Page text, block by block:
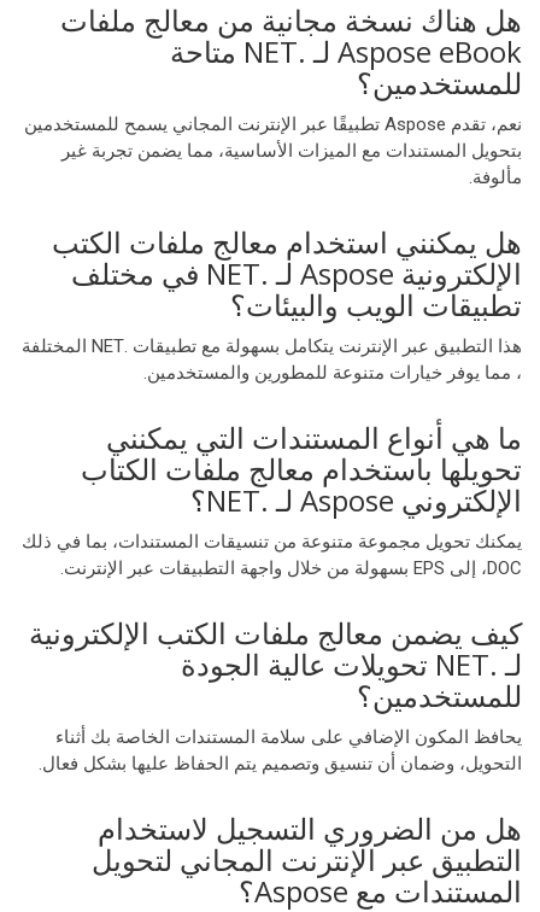
هل هناك نسخة مجانية من معالج ملفات
Aspose eBook لـ .NET متاحة
للمستخدمين؟
نعم، تقدم Aspose تطبيقًا عبر الإنترنت المجاني يسمح للمستخدمين
بتحويل المستندات مع الميزات الأساسية، مما يضمن تجربة غير
مألوفة.
هل يمكنني استخدام معالج ملفات الكتب
الإلكترونية Aspose لـ .NET في مختلف
تطبيقات الويب والبيئات؟
هذا التطبيق عبر الإنترنت يتكامل بسهولة مع تطبيقات .NET المختلفة
، مما يوفر خيارات متنوعة للمطورين والمستخدمين.
ما هي أنواع المستندات التي يمكنني
تحويلها باستخدام معالج ملفات الكتاب
الإلكتروني Aspose لـ .NET؟
يمكنك تحويل مجموعة متنوعة من تنسيقات المستندات، بما في ذلك
DOC، إلى EPS بسهولة من خلال واجهة التطبيقات عبر الإنترنت.
كيف يضمن معالج ملفات الكتب الإلكترونية
لـ .NET تحويلات عالية الجودة
للمستخدمين؟
يحافظ المكون الإضافي على سلامة المستندات الخاصة بك أثناء
التحويل، وضمان أن تنسيق وتصميم يتم الحفاظ عليها بشكل فعال.
هل من الضروري التسجيل لاستخدام
التطبيق عبر الإنترنت المجاني لتحويل
المستندات مع Aspose؟